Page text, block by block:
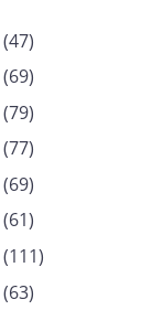
(61)